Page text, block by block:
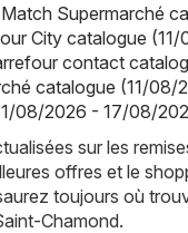
Supermarché
City catalogue
contact
catalogue (11/
08/2026 - 17/08/
sur les
offres et le
toujours où
Chamond.